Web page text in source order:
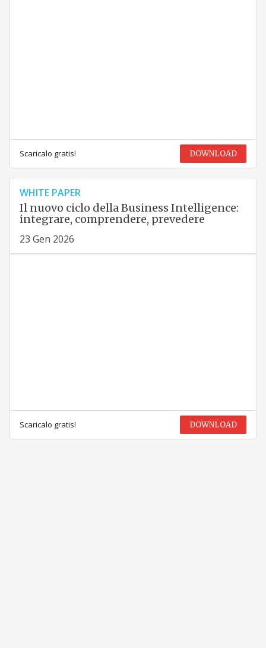
Scaricalo gratis! DOWNLOAD
WHITE PAPER
Il nuovo ciclo della Business Intelligence:
integrare, comprendere, prevedere
23 Gen 2026
Scaricalo gratis! DOWNLOAD